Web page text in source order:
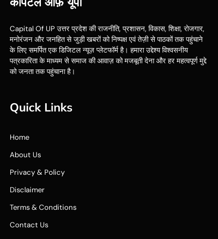
Capital Of UP उत्तर प्रदेश की राजनीति, प्रशासन, विकास, शिक्षा, रोजगार,
मनोरंजन और जनहित से जुड़ी खबरों को निष्पक्ष एवं तेज़ी से पाठकों तक पहुंचाने
के लिए समर्पित एक डिजिटल न्यूज़ प्लेटफॉर्म है। हमारा उद्देश्य विश्वसनीय
पत्रकारिता के माध्यम से समाज की आवाज़ को मजबूती देना और हर महत्वपूर्ण मुद्दे
को जनता तक पहुंचाना है।
Quick Links
Home
About Us
Privacy & Policy
Disclaimer
Terms & Conditions
Contact Us